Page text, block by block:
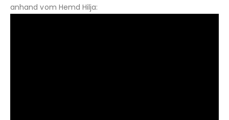
anhand vom Hemd Hilja: